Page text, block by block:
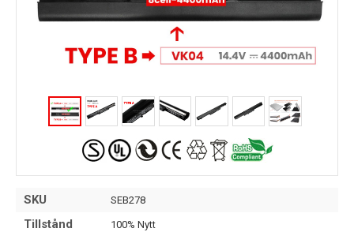
SKU SEB278
Tillstånd 100% Nytt